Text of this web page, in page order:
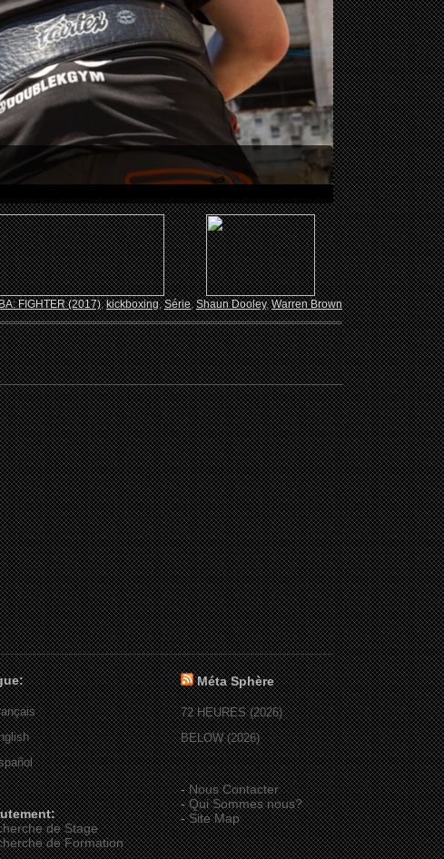
FIGHTER (2017),kickboxing,Série,Shaun Dooley,Warren Brown
de Stage
de Formation
Méta Sphère
72 HEURES (2026)
BELOW (2026)
-Nous Contacter
-Qui Sommes nous?
-Site Map